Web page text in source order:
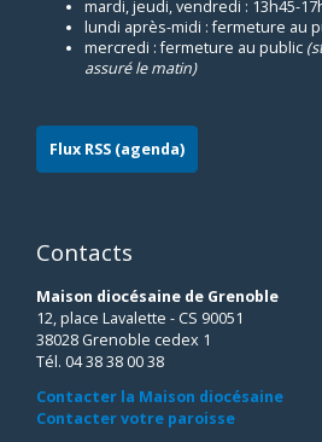
mardi, jeudi, vendredi : 13h45-
lundi après-midi : fermeture au
mercredi : fermeture au public
assuré le matin)
Flux RSS (agenda)
Contacts
Maison diocésaine de Grenoble
12, place Lavalette - CS 90051
38028 Grenoble cedex 1
Tél. 04 38 38 00 38
Contacter la Maison diocésaine
Contacter votre paroisse